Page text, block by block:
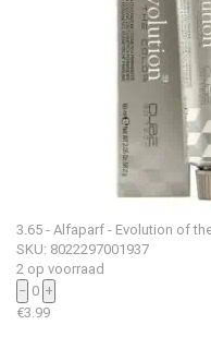
3.65 - Alfaparf - Evolution of
SKU: 8022297001937
2 op voorraad
− 0 +
€3.99